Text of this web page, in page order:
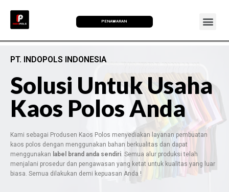
PENAWARAN
PT. INDOPOLS INDONESIA
Solusi Untuk Usaha
Kaos Polos Anda
Kami sebagai Produsen Kaos Polos menyediakan layanan pembuatan
kaos polos dengan menggunakan bahan berkualitas dan dapat
menggunakan label brand anda sendiri . Semua alur produksi telah
menjalani prosedur dan pengawasan yang ketat untuk kualitas yang luar
biasa. Semua dilakukan demi kepuasan Anda !